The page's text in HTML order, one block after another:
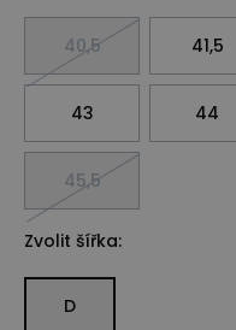
40,5 41,5
43 44
45,5
Zvolit šířka:
D